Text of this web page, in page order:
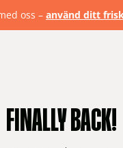
oss – använd ditt
FINALLY BACK!